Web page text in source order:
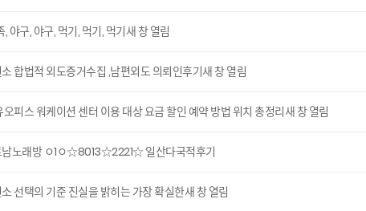
야구, 야구, 먹기, 먹기, 먹기새 창 열림
합법적 외도증거수집 ,남편외도 의뢰인후기새 창 열림
피스 워케이션 센터 이용 대상 요금 할인 예약 방법 위치 총정리새 창 열림
남노래방 ㅇ1ㅇ☆8013☆2221☆ 일산다국적후기
선택의 기준 진실을 밝히는 가장 확실한새 창 열림